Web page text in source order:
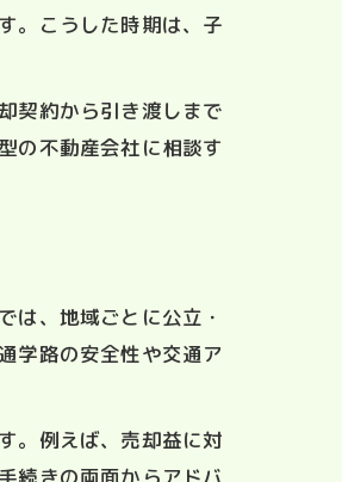
。こうした時期は、子
契約から引き渡しまで
の不動産会社に相談す
は、地域ごとに公立・
学路の安全性や交通ア
。例えば、売却益に対